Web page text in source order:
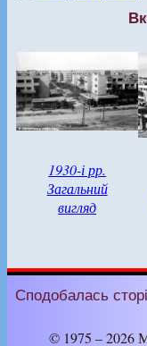
1930-і рр.
Загальний
вигляд
Сподобалась
© 1975 – 2026